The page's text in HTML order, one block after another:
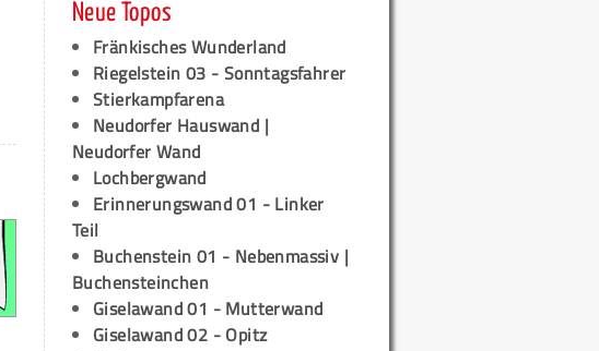
Neue Topos
Fränkisches Wunderland
Riegelstein 03 - Sonntagsfahrer
Stierkampfarena
Neudorfer Hauswand |
Neudorfer Wand
Lochbergwand
Erinnerungswand 01 - Linker
Teil
Buchenstein 01 - Nebenmassiv |
Buchensteinchen
Giselawand 01 - Mutterwand
Giselawand 02 - Opitz